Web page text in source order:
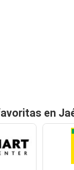
en